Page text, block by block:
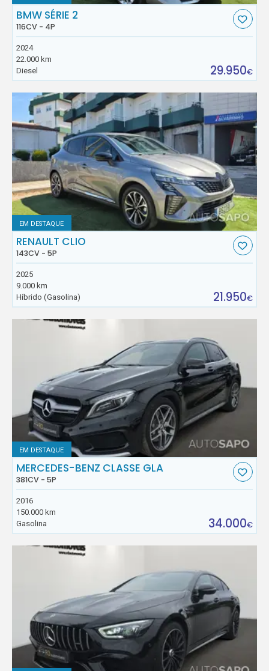
BMW SÉRIE 2
116CV - 4P
2024
22.000 km
Diesel
29.950€
EM DESTAQUE
RENAULT CLIO
143CV - 5P
2025
9.000 km
Híbrido (Gasolina)
21.950€
EM DESTAQUE
MERCEDES-BENZ CLASSE GLA
381CV - 5P
2016
150.000 km
Gasolina
34.000€